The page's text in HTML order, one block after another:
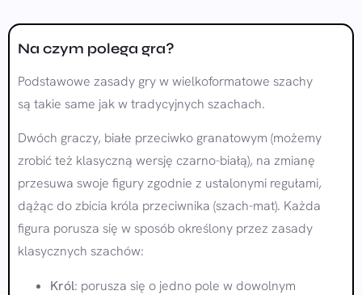
Na czym polega gra?
Podstawowe zasady gry w wielkoformatowe szachy
są takie same jak w tradycyjnych szachach.
Dwóch graczy, białe przeciwko granatowym (możemy
zrobić też klasyczną wersję czarno-białą), na zmianę
przesuwa swoje figury zgodnie z ustalonymi regułami,
dążąc do zbicia króla przeciwnika (szach-mat). Każda
figura porusza się w sposób określony przez zasady
klasycznych szachów:
Król: porusza się o jedno pole w dowolnym